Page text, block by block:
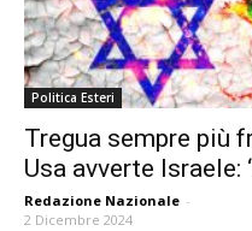
Politica Esteri
Tregua sempre più
Usa avverte Israele:
Redazione Nazionale -
2 Dicembre 2024